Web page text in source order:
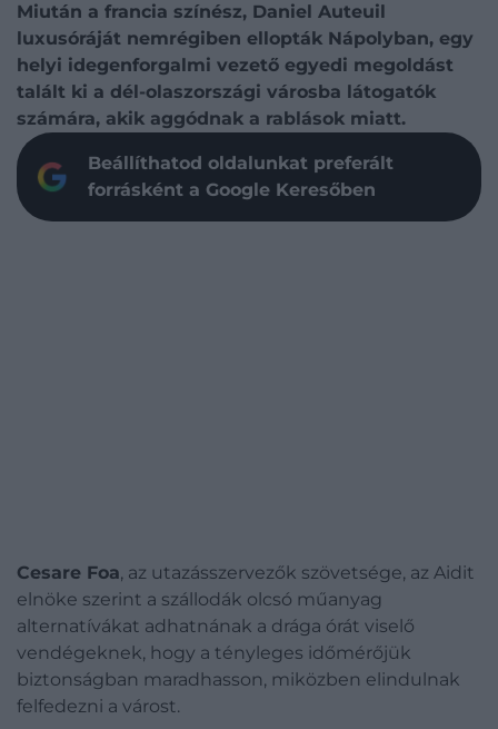
Miután a francia színész, Daniel Auteuil
luxusóráját nemrégiben ellopták Nápolyban, egy
helyi idegenforgalmi vezető egyedi megoldást
talált ki a dél-olaszországi városba látogatók
számára, akik aggódnak a rablások miatt.
Beállíthatod oldalunkat preferált
forrásként a Google Keresőben
Cesare Foa, az utazásszervezők szövetsége, az Aidit
elnöke szerint a szállodák olcsó műanyag
alternatívákat adhatnának a drága órát viselő
vendégeknek, hogy a tényleges időmérőjük
biztonságban maradhasson, miközben elindulnak
felfedezni a várost.